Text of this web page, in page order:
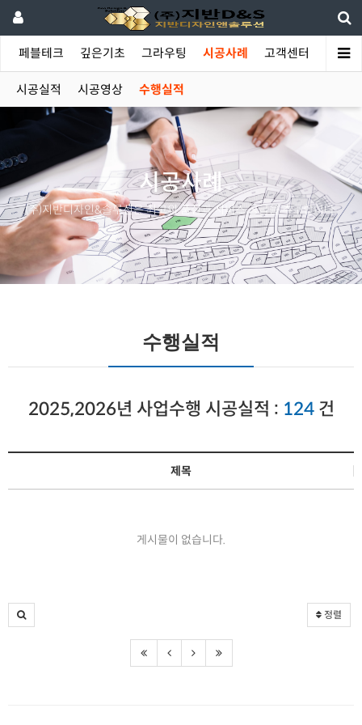
페블테크 깊은기초 그라우팅 시공사례 고객센터
시공실적 시공영상 수행실적
시공사례
(주)지반디자인&솔루션은 최고의 품질과 서비스 공급을 추구합니다.
수행실적
2025,2026년 사업수행 시공실적 : 124건
제목
게시물이 없습니다.
정렬